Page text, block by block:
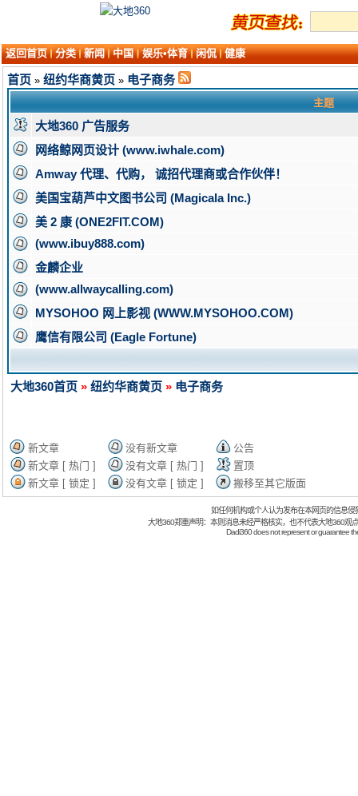
返回首页 分类 新闻 中国 娱乐•体育 闲侃 健康
首页 » 纽约华商黄页 » 电子商务
主题
大地360 广告服务
网络鲸网页设计 (www.iwhale.com)
Amway 代理、代购， 诚招代理商或合作伙伴！
美国宝葫芦中文图书公司 (Magicala Inc.)
美 2 康 (ONE2FIT.COM)
(www.ibuy888.com)
金麟企业
(www.allwaycalling.com)
MYSOHOO 网上影视 (WWW.MYSOHOO.COM)
鹰信有限公司 (Eagle Fortune)
大地360首页 » 纽约华商黄页 » 电子商务
新文章 没有新文章
公告
新文章 [ 热门 ]
没有文章 [ 热门 ]
置顶
新文章 [ 锁定 ]
没有文章 [ 锁定 ] 搬移至其它版面
如任何机构或个人认为发布在本网页的信息
大地360郑重声明：本则消息未经严格核实，也不代表大地360观
Dadi360 does not represent or guarantee